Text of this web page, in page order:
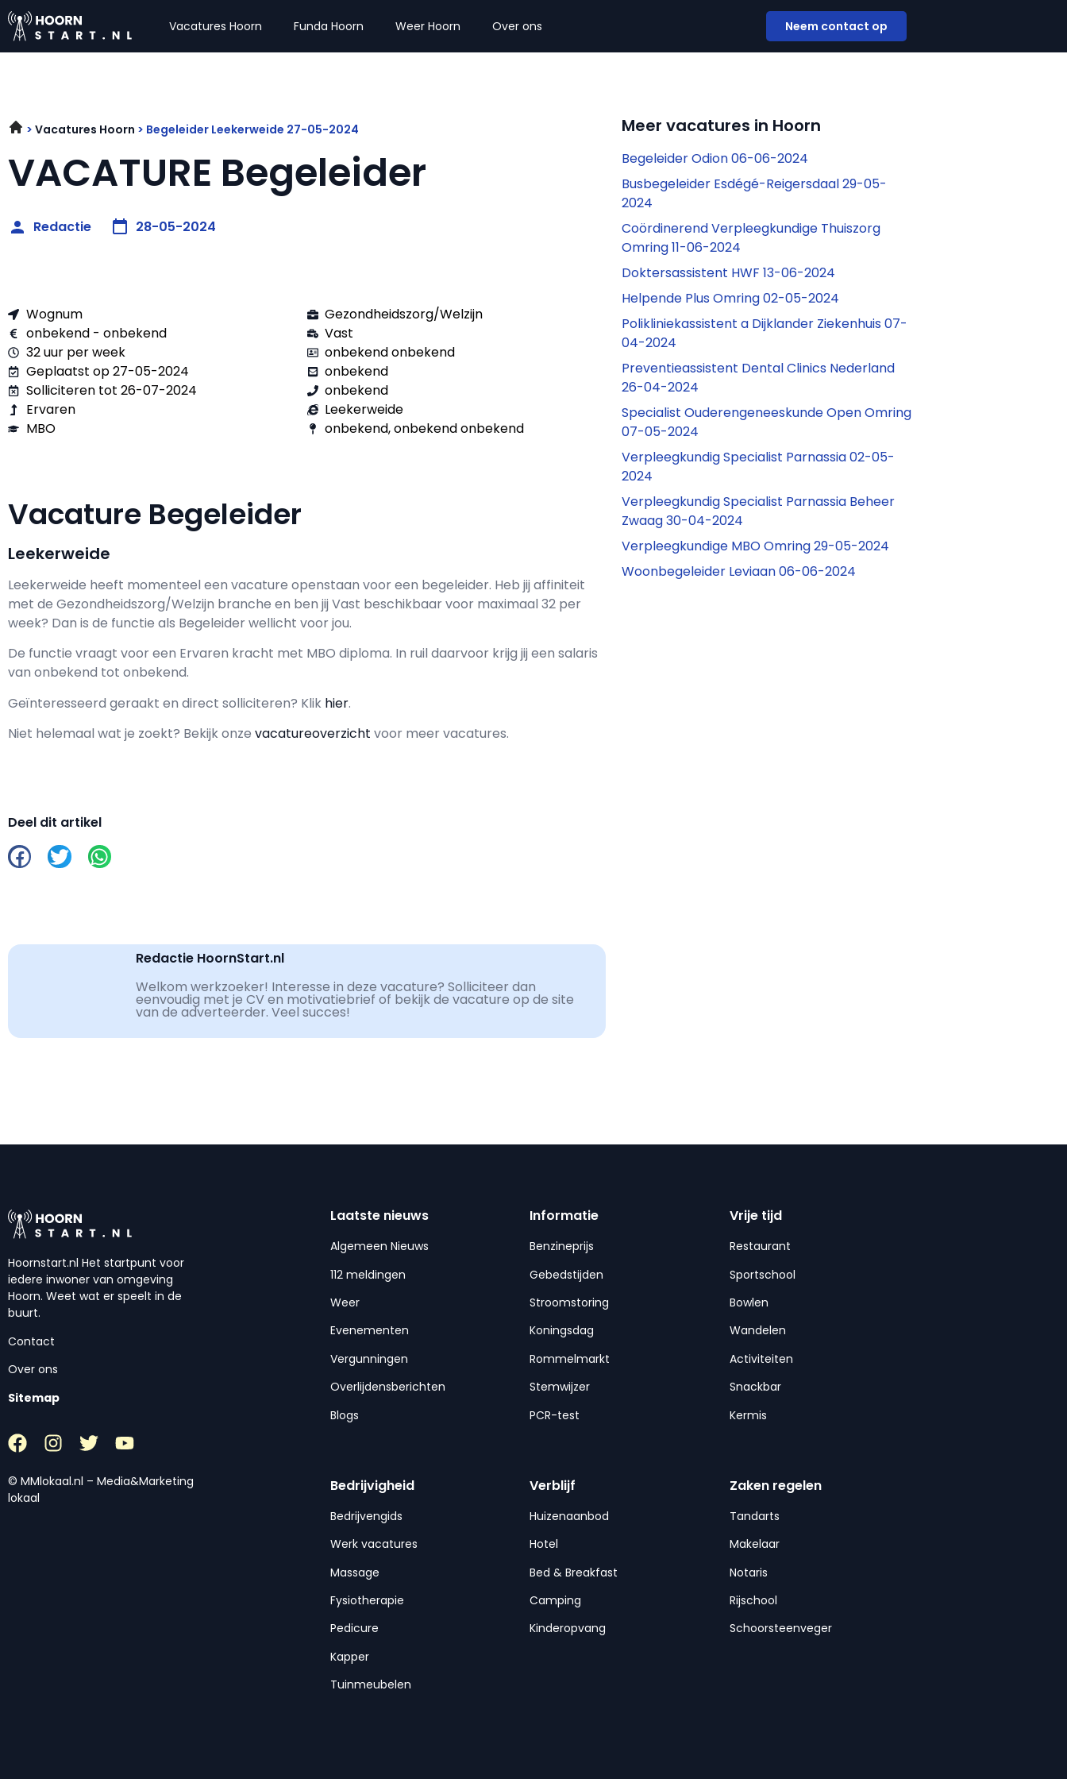
Vacatures Hoorn Funda Hoorn Weer Hoorn Over ons Neem contact op
Vacatures Hoorn Begeleider Leekerweide 27-05-2024
VACATURE Begeleider
Redactie 28-05-2024
Wognum
onbekend - onbekend
32 uur per week
Geplaatst op 27-05-2024
Solliciteren tot 26-07-2024
Ervaren
MBO
Gezondheidszorg/Welzijn
Vast
onbekend onbekend
onbekend
onbekend
Leekerweide
onbekend, onbekend onbekend
Vacature Begeleider
Leekerweide
Leekerweide heeft momenteel een vacature openstaan voor een begeleider. Heb jij affiniteit
met de Gezondheidszorg/Welzijn branche en ben jij Vast beschikbaar voor maximaal 32 per
week? Dan is de functie als Begeleider wellicht voor jou.
De functie vraagt voor een Ervaren kracht met MBO diploma. In ruil daarvoor krijg jij een salaris
van onbekend tot onbekend.
Geïnteresseerd geraakt en direct solliciteren? Klik hier.
Niet helemaal wat je zoekt? Bekijk onze vacatureoverzicht voor meer vacatures.
Deel dit artikel
Redactie HoornStart.nl
Welkom werkzoeker! Interesse in deze vacature? Solliciteer dan
eenvoudig met je CV en motivatiebrief of bekijk de vacature op de site
van de adverteerder. Veel succes!
Meer vacatures in Hoorn
Begeleider Odion 06-06-2024
Busbegeleider Esdégé-Reigersdaal 29-05-
2024
Coördinerend Verpleegkundige Thuiszorg
Omring 11-06-2024
Doktersassistent HWF 13-06-2024
Helpende Plus Omring 02-05-2024
Polikliniekassistent a Dijklander Ziekenhuis 07-
04-2024
Preventieassistent Dental Clinics Nederland
26-04-2024
Specialist Ouderengeneeskunde Open Omring
07-05-2024
Verpleegkundig Specialist Parnassia 02-05-
2024
Verpleegkundig Specialist Parnassia Beheer
Zwaag 30-04-2024
Verpleegkundige MBO Omring 29-05-2024
Woonbegeleider Leviaan 06-06-2024
Hoornstart.nl Het startpunt voor
iedere inwoner van omgeving
Hoorn. Weet wat er speelt in de
buurt.
Contact
Over ons
Sitemap
© MMlokaal.nl – Media&Marketing
lokaal
Laatste nieuws
Algemeen Nieuws
112 meldingen
Weer
Evenementen
Vergunningen
Overlijdensberichten
Blogs
Informatie
Benzineprijs
Gebedstijden
Stroomstoring
Koningsdag
Rommelmarkt
Stemwijzer
PCR-test
Vrije tijd
Restaurant
Sportschool
Bowlen
Wandelen
Activiteiten
Snackbar
Kermis
Bedrijvigheid
Bedrijvengids
Werk vacatures
Massage
Fysiotherapie
Pedicure
Kapper
Tuinmeubelen
Verblijf
Huizenaanbod
Hotel
Bed & Breakfast
Camping
Kinderopvang
Zaken regelen
Tandarts
Makelaar
Notaris
Rijschool
Schoorsteenveger